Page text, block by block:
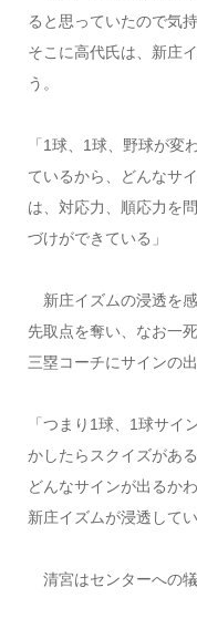
ると思っていたので気
そこに高代氏は、新庄
う。
「1球、1球、野球が変
ているから、どんなサ
は、対応力、順応力を
づけができている」
新庄イズムの浸透を感
先取点を奪い、なお一
三塁コーチにサインの
「つまり1球、1球サイ
かしたらスクイズがあ
どんなサインが出るか
新庄イズムが浸透してい
清宮はセンターへの犠